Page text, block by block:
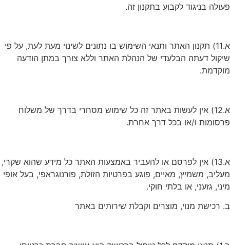
פעולה בניגוד לקבוע בתקנון זה.
א.11) תקנון האתר ותנאי השימוש בו נתונים לשינוי מעת לעת, על פי
שיקול דעתה הבלעדי של הנהלת האתר וללא צורך במתן הודעה
מוקדמת.
א.12) אין לעשות באתר זה כל שימוש מסחרי בדרך של משלוח
פרסומות ו/או בכל דרך אחרת.
א.13) אין לפרסם או להעביר באמצעות האתר כל מידע שהוא שקרי,
מעליב, משמיץ, מאיים, פוגע בפרטיות הזולת, פורנוגראפי, בעל אופי
מיני, גזעני, או בלתי חוקי.
ב. רכישת מנוי, מוצרים וקבלת שירותים באתר